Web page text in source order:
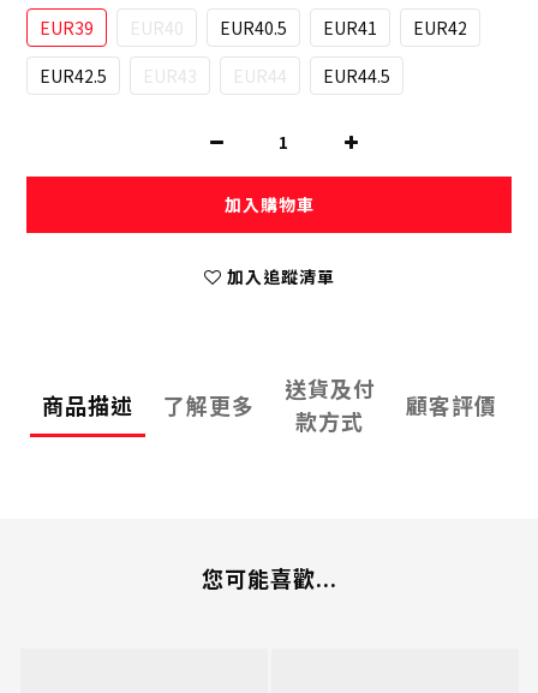
EUR39
EUR40 EUR40.5 EUR41
EUR42
EUR42.5
EUR43 EUR44 EUR44.5
加入購物車
加入追蹤清單
商品描述 了解更多
送貨及付
款方式
顧客評價
您可能喜歡...